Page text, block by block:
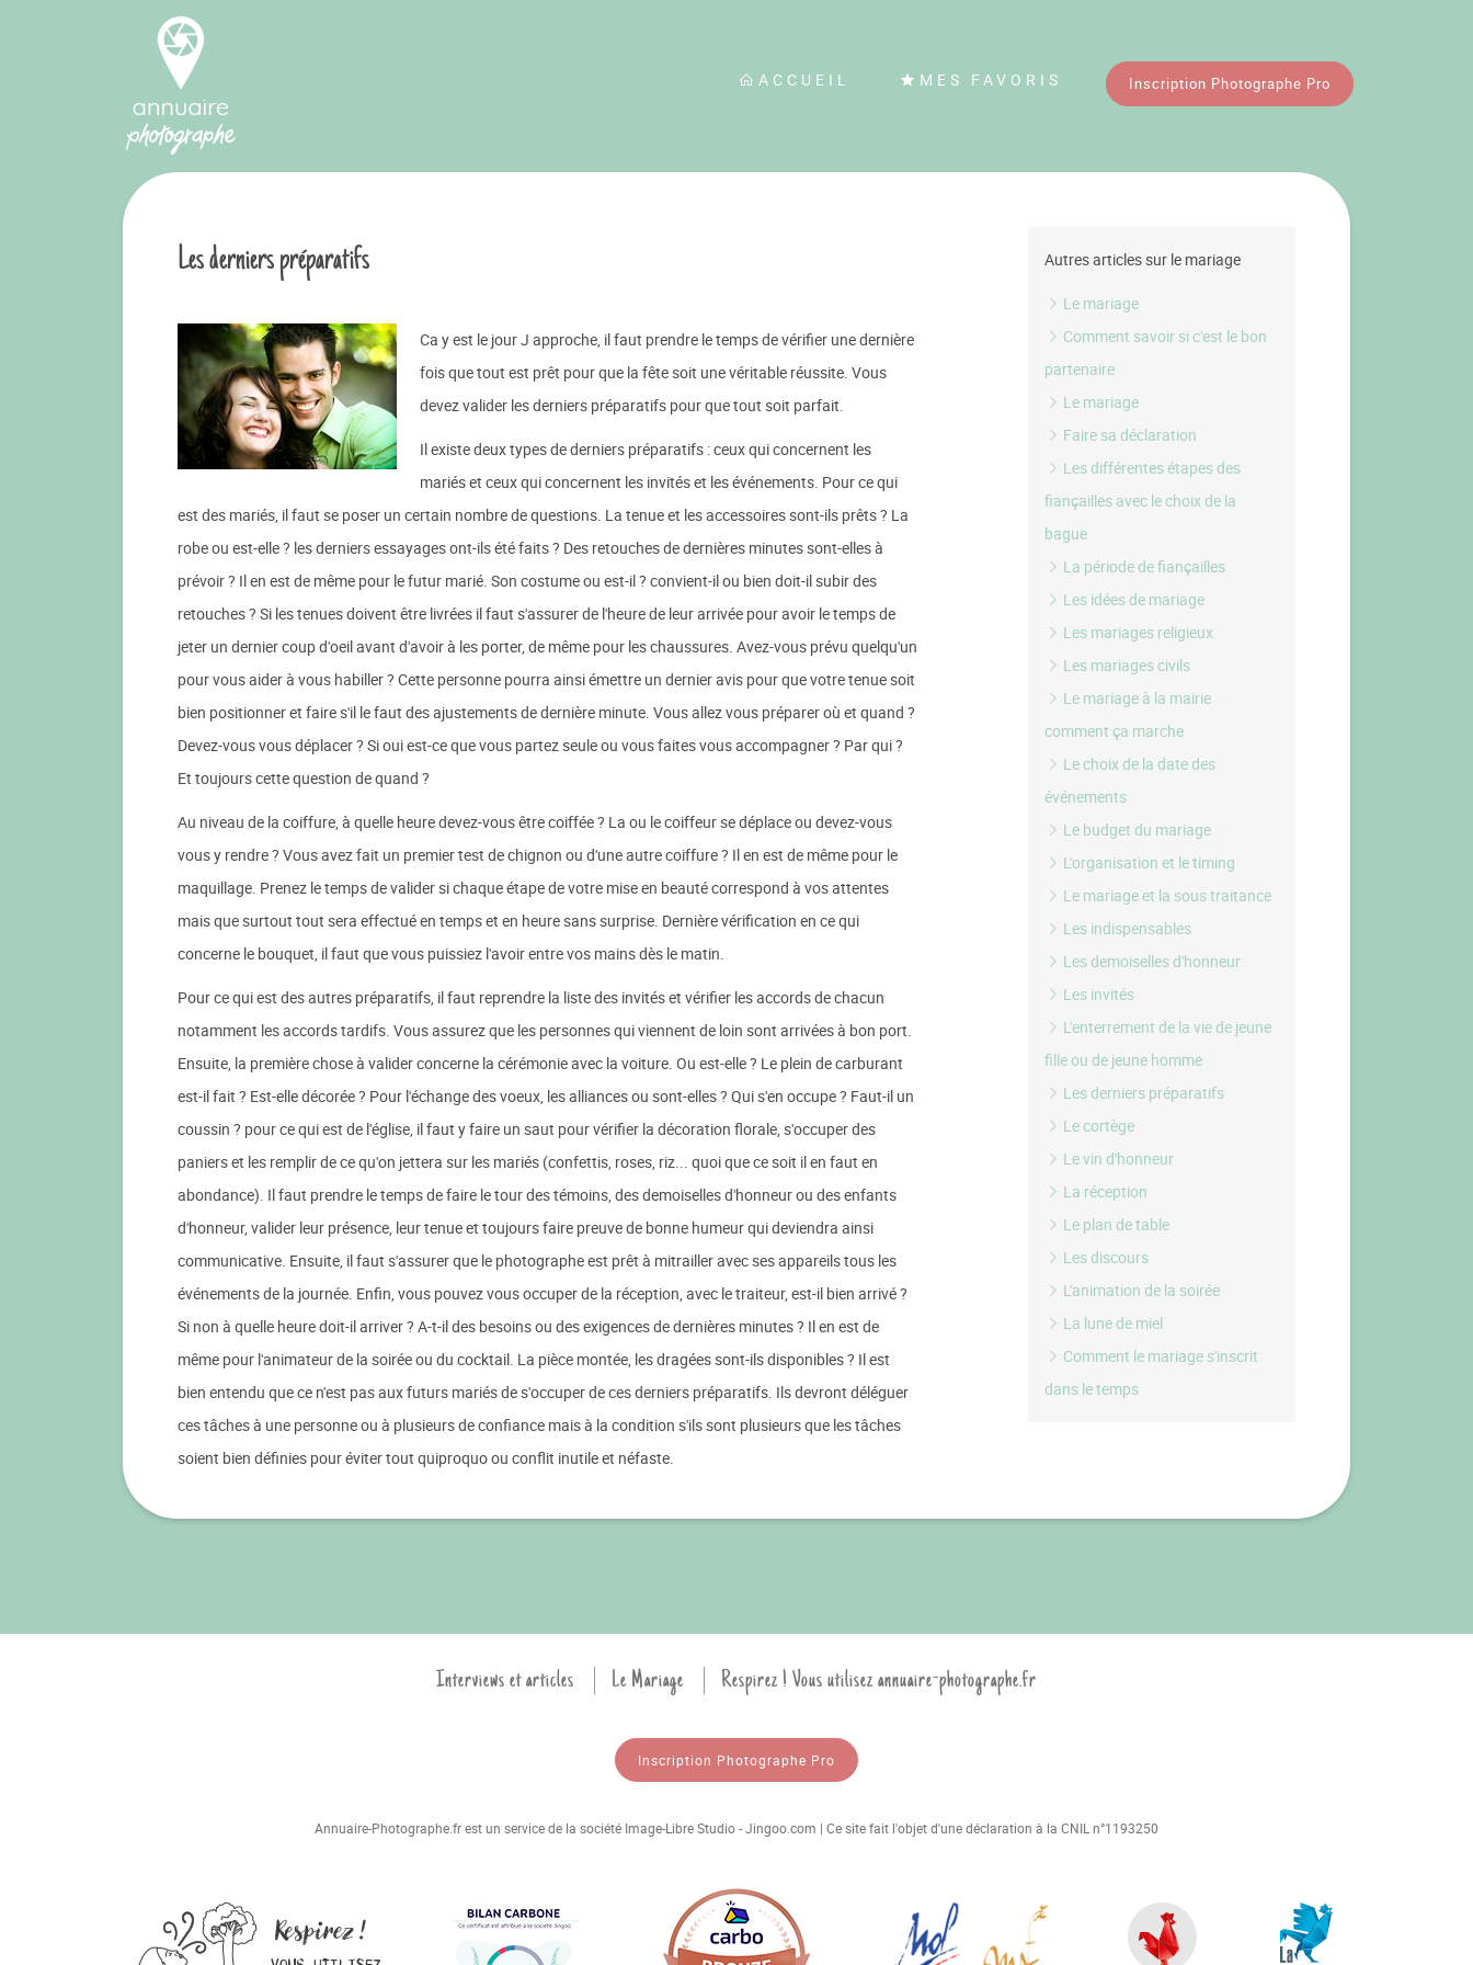
ACCUEIL MES FAVORIS Inscription Photographe Pro
Les derniers préparatifs
Ca y est le jour J approche, il faut prendre le temps de vérifier une dernière
fois que tout est prêt pour que la fête soit une véritable réussite. Vous
devez valider les derniers préparatifs pour que tout soit parfait.
Il existe deux types de derniers préparatifs : ceux qui concernent les
mariés et ceux qui concernent les invités et les événements. Pour ce qui
est des mariés, il faut se poser un certain nombre de questions. La tenue et les accessoires sont-ils prêts ? La
robe ou est-elle ? les derniers essayages ont-ils été faits ? Des retouches de dernières minutes sont-elles à
prévoir ? Il en est de même pour le futur marié. Son costume ou est-il ? convient-il ou bien doit-il subir des
retouches ? Si les tenues doivent être livrées il faut s'assurer de l'heure de leur arrivée pour avoir le temps de
jeter un dernier coup d'oeil avant d'avoir à les porter, de même pour les chaussures. Avez-vous prévu quelqu'un
pour vous aider à vous habiller ? Cette personne pourra ainsi émettre un dernier avis pour que votre tenue soit
bien positionner et faire s'il le faut des ajustements de dernière minute. Vous allez vous préparer où et quand ?
Devez-vous vous déplacer ? Si oui est-ce que vous partez seule ou vous faites vous accompagner ? Par qui ?
Et toujours cette question de quand ?
Au niveau de la coiffure, à quelle heure devez-vous être coiffée ? La ou le coiffeur se déplace ou devez-vous
vous y rendre ? Vous avez fait un premier test de chignon ou d'une autre coiffure ? Il en est de même pour le
maquillage. Prenez le temps de valider si chaque étape de votre mise en beauté correspond à vos attentes
mais que surtout tout sera effectué en temps et en heure sans surprise. Dernière vérification en ce qui
concerne le bouquet, il faut que vous puissiez l'avoir entre vos mains dès le matin.
Pour ce qui est des autres préparatifs, il faut reprendre la liste des invités et vérifier les accords de chacun
notamment les accords tardifs. Vous assurez que les personnes qui viennent de loin sont arrivées à bon port.
Ensuite, la première chose à valider concerne la cérémonie avec la voiture. Ou est-elle ? Le plein de carburant
est-il fait ? Est-elle décorée ? Pour l'échange des voeux, les alliances ou sont-elles ? Qui s'en occupe ? Faut-il un
coussin ? pour ce qui est de l'église, il faut y faire un saut pour vérifier la décoration florale, s'occuper des
paniers et les remplir de ce qu'on jettera sur les mariés (confettis, roses, riz... quoi que ce soit il en faut en
abondance). Il faut prendre le temps de faire le tour des témoins, des demoiselles d'honneur ou des enfants
d'honneur, valider leur présence, leur tenue et toujours faire preuve de bonne humeur qui deviendra ainsi
communicative. Ensuite, il faut s'assurer que le photographe est prêt à mitrailler avec ses appareils tous les
événements de la journée. Enfin, vous pouvez vous occuper de la réception, avec le traiteur, est-il bien arrivé ?
Si non à quelle heure doit-il arriver ? A-t-il des besoins ou des exigences de dernières minutes ? Il en est de
même pour l'animateur de la soirée ou du cocktail. La pièce montée, les dragées sont-ils disponibles ? Il est
bien entendu que ce n'est pas aux futurs mariés de s'occuper de ces derniers préparatifs. Ils devront déléguer
ces tâches à une personne ou à plusieurs de confiance mais à la condition s'ils sont plusieurs que les tâches
soient bien définies pour éviter tout quiproquo ou conflit inutile et néfaste.
Autres articles sur le mariage
Le mariage
Comment savoir si c'est le bon
partenaire
Le mariage
Faire sa déclaration
Les différentes étapes des
fiançailles avec le choix de la
bague
La période de fiançailles
Les idées de mariage
Les mariages religieux
Les mariages civils
Le mariage à la mairie
comment ça marche
Le choix de la date des
événements
Le budget du mariage
L'organisation et le timing
Le mariage et la sous traitance
Les indispensables
Les demoiselles d'honneur
Les invités
L'enterrement de la vie de jeune
fille ou de jeune homme
Les derniers préparatifs
Le cortège
Le vin d'honneur
La réception
Le plan de table
Les discours
L'animation de la soirée
La lune de miel
Comment le mariage s'inscrit
dans le temps
Interviews et articles Le Mariage Respirez ! Vous utilisez annuaire-photographe.fr
Inscription Photographe Pro
Annuaire-Photographe.fr est un service de la société Image-Libre Studio - Jingoo.com | Ce site fait l'objet d'une déclaration à la CNIL n°1193250